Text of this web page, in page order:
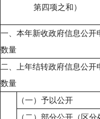
第四项之和）
一、本年新收政府信息公开
数量
二、上年结转政府信息公开
数量
（一）予以公开
（二）部分公开（区分